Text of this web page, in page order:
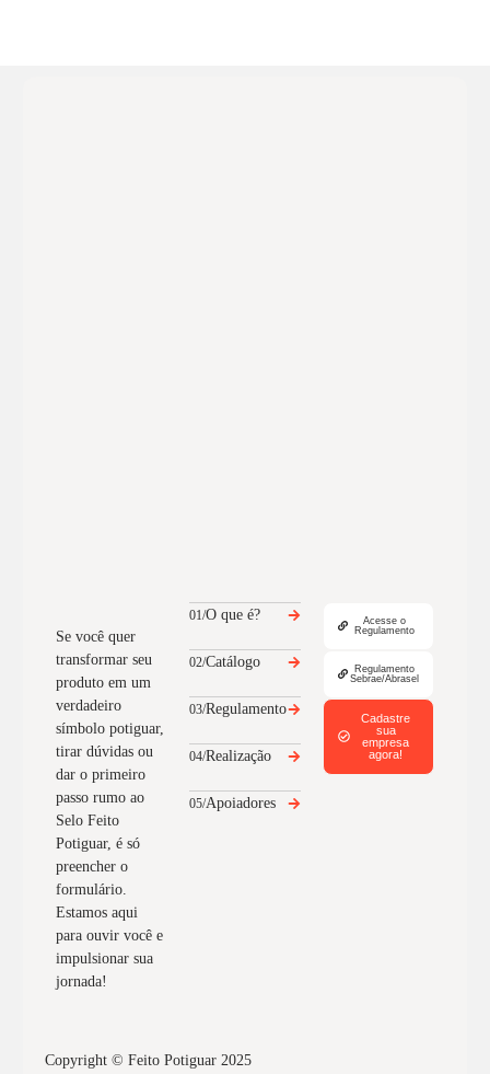
Se você quer
transformar seu
produto em um
verdadeiro
símbolo potiguar,
tirar dúvidas ou
dar o primeiro
passo rumo ao
Selo Feito
Potiguar, é só
preencher o
formulário.
Estamos aqui
para ouvir você e
impulsionar sua
jornada!
01/O que é?
02/Catálogo
03/Regulamento
04/Realização
05/Apoiadores
Acesse o
Regulamento
Regulamento
Sebrae/Abrasel
Cadastre
sua
empresa
agora!
Copyright © Feito Potiguar 2025